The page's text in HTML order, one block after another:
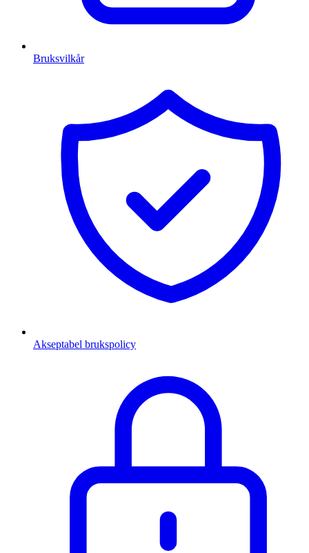
Bruksvilkår
Akseptabel brukspolicy